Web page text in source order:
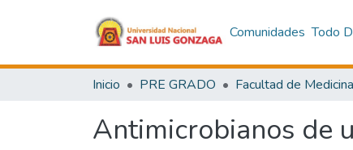
Comunidades Todo
Inicio PRE GRADO
Antimicrobianos de